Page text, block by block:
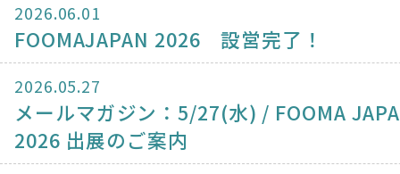
2026.06.01
FOOMAJAPAN 2026 設営完了！
2026.05.27
メールマガジン：5/27(水) / FOOMA
2026 出展のご案内